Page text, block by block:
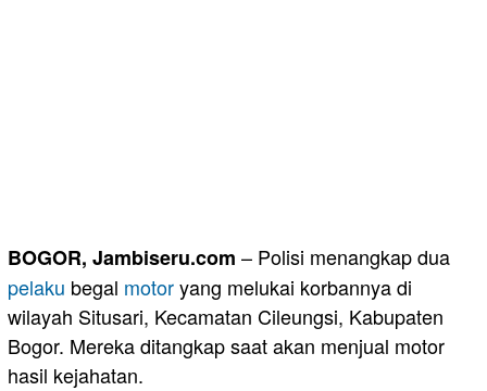
BOGOR, Jambiseru.com – Polisi menangkap dua
pelaku begal motoryang melukai korbannya di
wilayah Situsari, Kecamatan Cileungsi, Kabupaten
Bogor. Mereka ditangkap saat akan menjual motor
hasil kejahatan.